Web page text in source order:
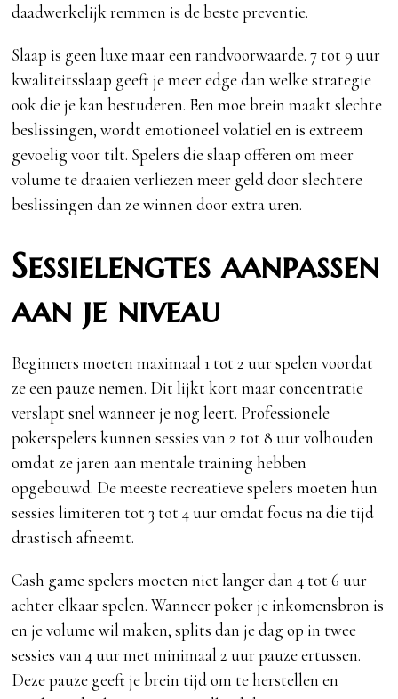
daadwerkelijk remmen is de beste preventie.
Slaap is geen luxe maar een randvoorwaarde. 7 tot 9 uur
kwaliteitsslaap geeft je meer edge dan welke strategie
ook die je kan bestuderen. Een moe brein maakt slechte
beslissingen, wordt emotioneel volatiel en is extreem
gevoelig voor tilt. Spelers die slaap offeren om meer
volume te draaien verliezen meer geld door slechtere
beslissingen dan ze winnen door extra uren.
Sessielengtes aanpassen
aan je niveau
Beginners moeten maximaal 1 tot 2 uur spelen voordat
ze een pauze nemen. Dit lijkt kort maar concentratie
verslapt snel wanneer je nog leert. Professionele
pokerspelers kunnen sessies van 2 tot 8 uur volhouden
omdat ze jaren aan mentale training hebben
opgebouwd. De meeste recreatieve spelers moeten hun
sessies limiteren tot 3 tot 4 uur omdat focus na die tijd
drastisch afneemt.
Cash game spelers moeten niet langer dan 4 tot 6 uur
achter elkaar spelen. Wanneer poker je inkomensbron is
en je volume wil maken, splits dan je dag op in twee
sessies van 4 uur met minimaal 2 uur pauze ertussen.
Deze pauze geeft je brein tijd om te herstellen en